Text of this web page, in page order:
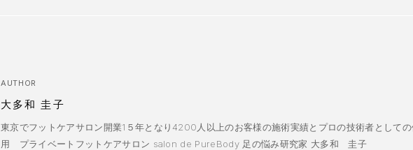
AUTHOR
大多和 圭子
東京でフットケアサロン開業1５年となり4200人以上のお客様の施術実績とプロの技術者として
用 プライベートフットケアサロン salon de PureBody 足の悩み研究家 大多和 圭子